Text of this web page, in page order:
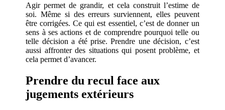
Agir permet de grandir, et cela construit l’estime de
soi. Même si des erreurs surviennent, elles peuvent
être corrigées. Ce qui est essentiel, c’est de donner un
sens à ses actions et de comprendre pourquoi telle ou
telle décision a été prise. Prendre une décision, c’est
aussi affronter des situations qui posent problème, et
cela permet d’avancer.
Prendre du recul face aux
jugements extérieurs